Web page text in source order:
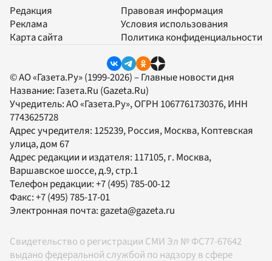
Редакция
Реклама
Карта сайта
Правовая информация
Условия использования
Политика конфиденциальности
© АО «Газета.Ру» (1999-2026) – Главные новости дня
Название: Газета.Ru (Gazeta.Ru)
Учредитель:АО «Газета.Ру», ОГРН 1067761730376, ИНН
7743625728
Адрес учредителя: 125239, Россия, Москва, Коптевская
улица, дом 67
Адрес редакции и издателя: 117105, г. Москва,
Варшавское шоссе, д.9, стр.1
Телефон редакции:+7 (495) 785-00-12
Факс:+7 (495) 785-17-01
Электронная почта: gazeta@gazeta.ru
Свидетельство о регистрации СМИ Эл № ФС77-67642
выдано федеральной службой по надзору в сфере